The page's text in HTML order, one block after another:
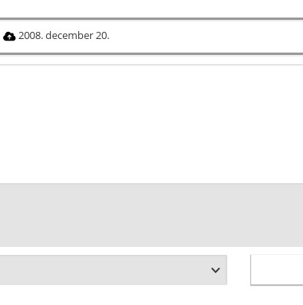
2008. december 20.